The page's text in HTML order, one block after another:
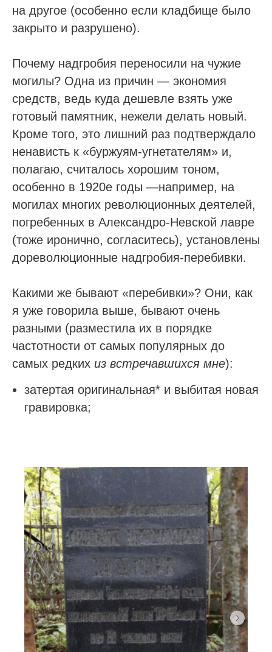
на другое (особенно если кладбище было
закрыто и разрушено).
Почему надгробия переносили на чужие
могилы? Одна из причин — экономия
средств, ведь куда дешевле взять уже
готовый памятник, нежели делать новый.
Кроме того, это лишний раз подтверждало
ненависть к «буржуям-угнетателям» и,
полагаю, считалось хорошим тоном,
особенно в 1920е годы —например, на
могилах многих революционных деятелей,
погребенных в Александро-Невской лавре
(тоже иронично, согласитесь), установлены
дореволюционные надгробия-перебивки.
Какими же бывают «перебивки»? Они, как
я уже говорила выше, бывают очень
разными (разместила их в порядке
частотности от самых популярных до
самых редких из встречавшихся мне):
затертая оригинальная* и выбитая новая
гравировка;